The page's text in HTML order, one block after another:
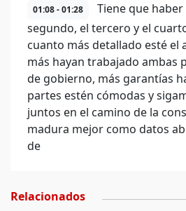
01:08 - 01:28
Tiene que
segundo, el tercero y el
cuanto más detallado esté el
más hayan trabajado ambas
de gobierno, más garantías
partes estén cómodas y
juntos en el camino de la
madura mejor como datos
de
Relacionados